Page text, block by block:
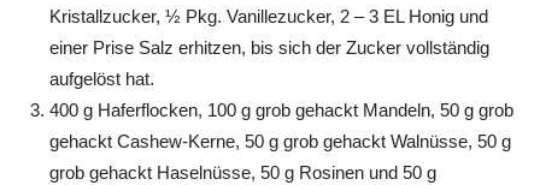
Kristallzucker, ½ Pkg. Vanillezucker, 2 – 3 EL Honig und
einer Prise Salz erhitzen, bis sich der Zucker vollständig
aufgelöst hat.
400 g Haferflocken, 100 g grob gehackt Mandeln, 50 g grob
gehackt Cashew-Kerne, 50 g grob gehackt Walnüsse, 50 g
grob gehackt Haselnüsse, 50 g Rosinen und 50 g